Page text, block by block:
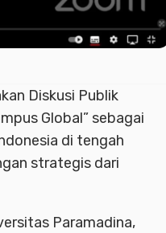
Diskusi Publik
Global” sebagai
di tengah
strategis dari
Paramadina,